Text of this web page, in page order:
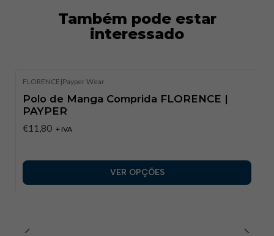
Também pode estar
interessado
FLORENCE |Payper Wear
Polo de Manga Comprida FLORENCE |
PAYPER
€11,80 + IVA
VER OPÇÕES